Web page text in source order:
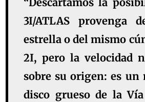
3I/ATLAS provenga
estrella o del mismo
2I, pero la velocidad
sobre su origen: es un
disco grueso de la